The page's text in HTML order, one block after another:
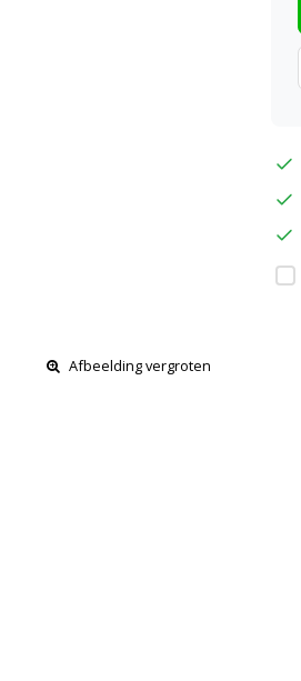
Afbeelding vergroten